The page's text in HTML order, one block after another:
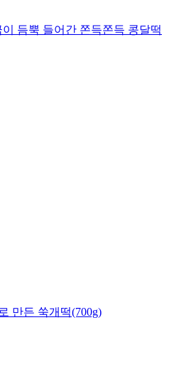
듬뿍 들어간 쫀득쫀득 콩달떡
만든 쑥개떡(700g)